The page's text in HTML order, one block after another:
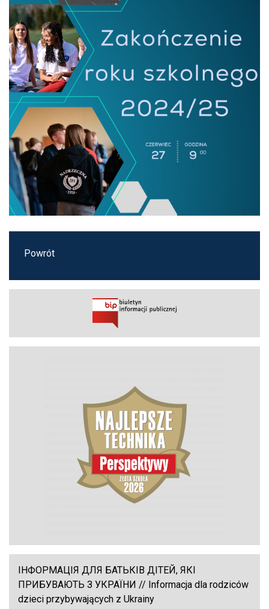
Powrót
ІНФОРМАЦІЯ ДЛЯ БАТЬКІВ ДІТЕЙ, ЯКІ
ПРИБУВАЮТЬ З УКРАЇНИ // Informacja dla rodziców
dzieci przybywających z Ukrainy